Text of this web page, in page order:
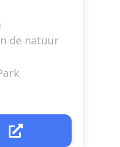
de natuur